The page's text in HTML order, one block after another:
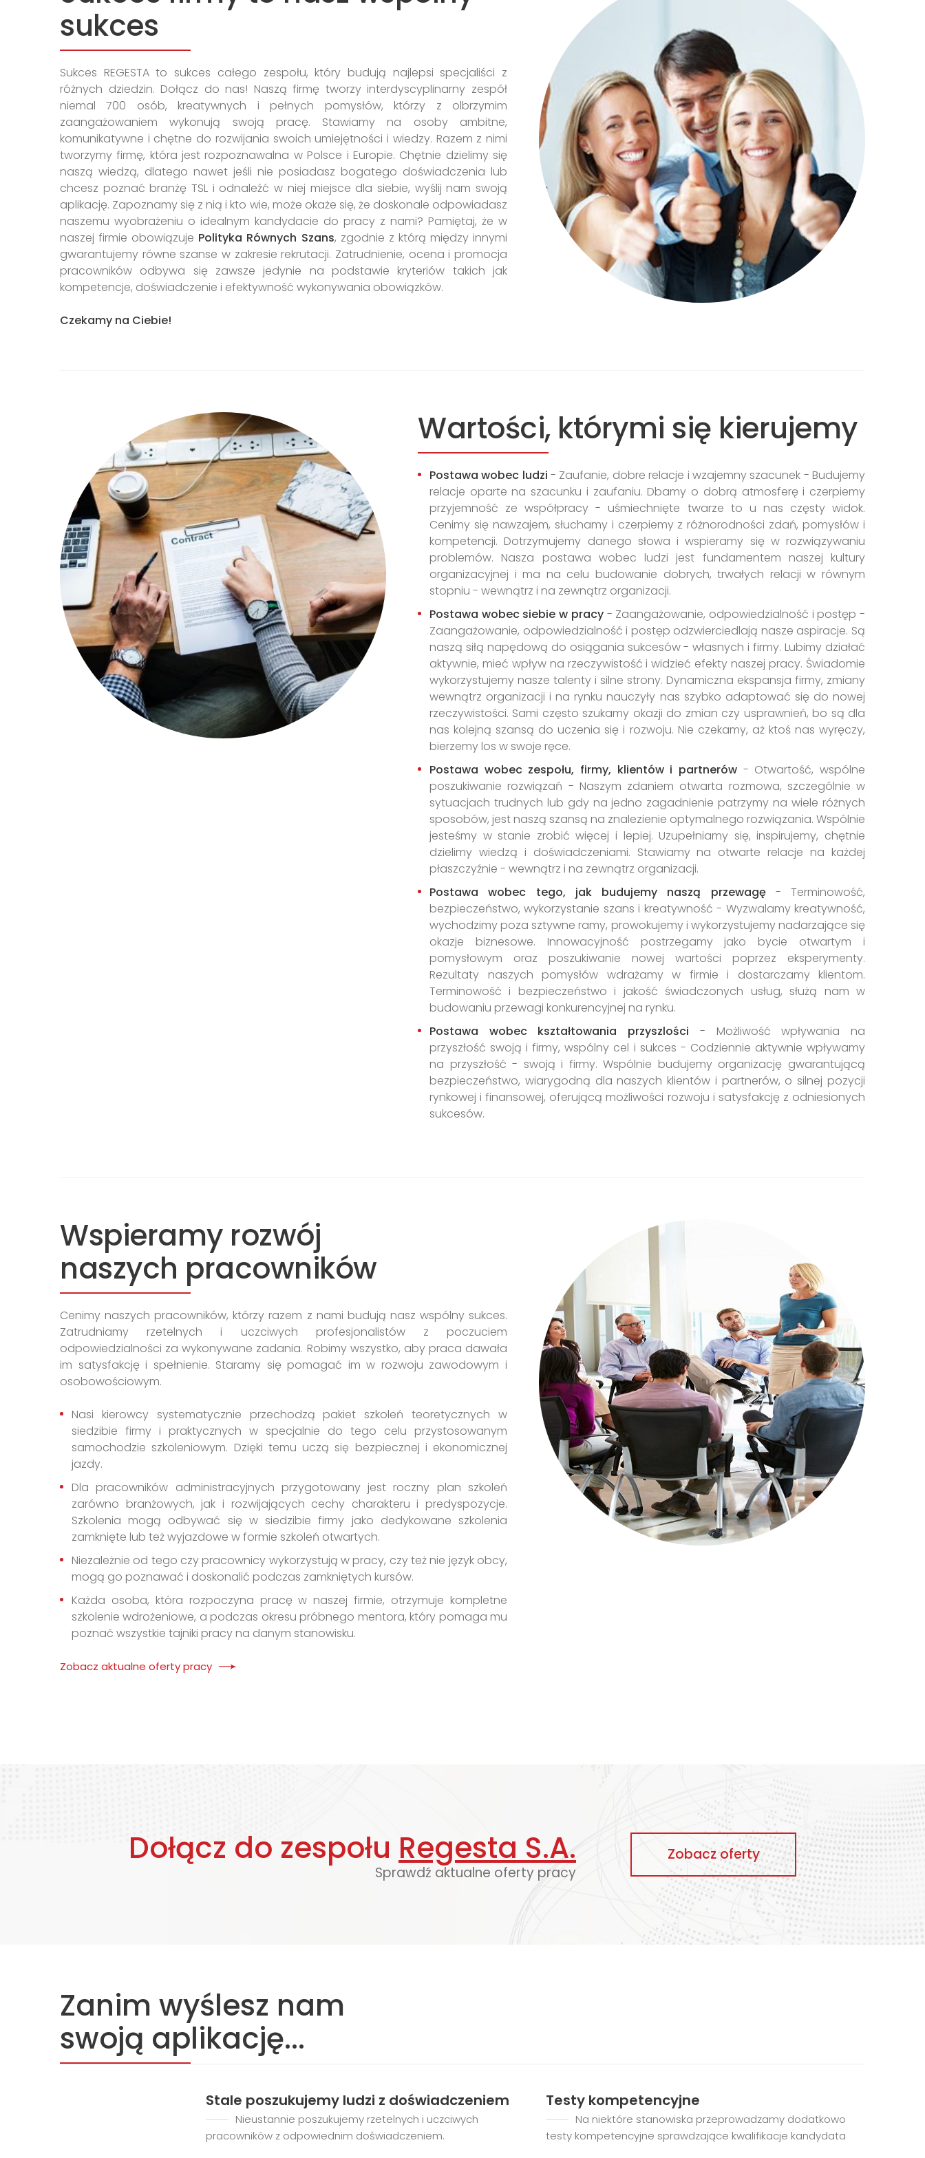
sukces
Sukces REGESTA to sukces całego zespołu, który budują najlepsi specjaliści z
różnych dziedzin. Dołącz do nas! Naszą firmę tworzy interdyscyplinarny zespół
niemal 700 osób, kreatywnych i pełnych pomysłów, którzy z olbrzymim
zaangażowaniem wykonują swoją pracę. Stawiamy na osoby ambitne,
komunikatywne i chętne do rozwijania swoich umiejętności i wiedzy. Razem z nimi
tworzymy firmę, która jest rozpoznawalna w Polsce i Europie. Chętnie dzielimy się
naszą wiedzą, dlatego nawet jeśli nie posiadasz bogatego doświadczenia lub
chcesz poznać branżę TSL i odnaleźć w niej miejsce dla siebie, wyślij nam swoją
aplikację. Zapoznamy się z nią i kto wie, może okaże się, że doskonale odpowiadasz
naszemu wyobrażeniu o idealnym kandydacie do pracy z nami? Pamiętaj, że w
naszej firmie obowiązuje Polityka Równych Szans, zgodnie z którą między innymi
gwarantujemy równe szanse w zakresie rekrutacji. Zatrudnienie, ocena i promocja
pracowników odbywa się zawsze jedynie na podstawie kryteriów takich jak
kompetencje, doświadczenie i efektywność wykonywania obowiązków.
Czekamy na Ciebie!
Wartości, którymi się kierujemy
Postawa wobec ludzi- Zaufanie, dobre relacje i wzajemny szacunek - Budujemy
relacje oparte na szacunku i zaufaniu. Dbamy o dobrą atmosferę i czerpiemy
przyjemność ze współpracy - uśmiechnięte twarze to u nas częsty widok.
Cenimy się nawzajem, słuchamy i czerpiemy z różnorodności zdań, pomysłów i
kompetencji. Dotrzymujemy danego słowa i wspieramy się w rozwiązywaniu
problemów. Nasza postawa wobec ludzi jest fundamentem naszej kultury
organizacyjnej i ma na celu budowanie dobrych, trwałych relacji w równym
stopniu - wewnątrz i na zewnątrz organizacji.
Postawa wobec siebie w pracy - Zaangażowanie, odpowiedzialność i postęp -
Zaangażowanie, odpowiedzialność i postęp odzwierciedlają nasze aspiracje. Są
naszą siłą napędową do osiągania sukcesów - własnych i firmy. Lubimy działać
aktywnie, mieć wpływ na rzeczywistość i widzieć efekty naszej pracy. Świadomie
wykorzystujemy nasze talenty i silne strony. Dynamiczna ekspansja firmy, zmiany
wewnątrz organizacji i na rynku nauczyły nas szybko adaptować się do nowej
rzeczywistości. Sami często szukamy okazji do zmian czy usprawnień, bo są dla
nas kolejną szansą do uczenia się i rozwoju. Nie czekamy, aż ktoś nas wyręczy,
bierzemy los w swoje ręce.
Postawa wobec zespołu, firmy, klientów i partnerów - Otwartość, wspólne
poszukiwanie rozwiązań - Naszym zdaniem otwarta rozmowa, szczególnie w
sytuacjach trudnych lub gdy na jedno zagadnienie patrzymy na wiele różnych
sposobów, jest naszą szansą na znalezienie optymalnego rozwiązania. Wspólnie
jesteśmy w stanie zrobić więcej i lepiej. Uzupełniamy się, inspirujemy, chętnie
dzielimy wiedzą i doświadczeniami. Stawiamy na otwarte relacje na każdej
płaszczyźnie - wewnątrz i na zewnątrz organizacji.
Postawa wobec tego, jak budujemy naszą przewagę- Terminowość,
bezpieczeństwo, wykorzystanie szans i kreatywność - Wyzwalamy kreatywność,
wychodzimy poza sztywne ramy, prowokujemy i wykorzystujemy nadarzające się
okazje biznesowe. Innowacyjność postrzegamy jako bycie otwartym i
pomysłowym oraz poszukiwanie nowej wartości poprzez eksperymenty.
Rezultaty naszych pomysłów wdrażamy w firmie i dostarczamy klientom.
Terminowość i bezpieczeństwo i jakość świadczonych usług, służą nam w
budowaniu przewagi konkurencyjnej na rynku.
Postawa wobec kształtowania przyszlości - Możliwość wpływania na
przyszłość swoją i firmy, wspólny cel i sukces - Codziennie aktywnie wpływamy
na przyszłość - swoją i firmy. Wspólnie budujemy organizację gwarantującą
bezpieczeństwo, wiarygodną dla naszych klientów i partnerów, o silnej pozycji
rynkowej i finansowej, oferującą możliwości rozwoju i satysfakcję z odniesionych
sukcesów.
Wspieramy rozwój
naszych pracowników
Cenimy naszych pracowników, którzy razem z nami budują nasz wspólny sukces.
Zatrudniamy rzetelnych i uczciwych profesjonalistów z poczuciem
odpowiedzialności za wykonywane zadania. Robimy wszystko, aby praca dawała
im satysfakcję i spełnienie. Staramy się pomagać im w rozwoju zawodowym i
osobowościowym.
Nasi kierowcy systematycznie przechodzą pakiet szkoleń teoretycznych w
siedzibie firmy i praktycznych w specjalnie do tego celu przystosowanym
samochodzie szkoleniowym. Dzięki temu uczą się bezpiecznej i ekonomicznej
jazdy.
Dla pracowników administracyjnych przygotowany jest roczny plan szkoleń
zarówno branżowych, jak i rozwijających cechy charakteru i predyspozycje.
Szkolenia mogą odbywać się w siedzibie firmy jako dedykowane szkolenia
zamknięte lub też wyjazdowe w formie szkoleń otwartych.
Niezależnie od tego czy pracownicy wykorzystują w pracy, czy też nie język obcy,
mogą go poznawać i doskonalić podczas zamkniętych kursów.
Każda osoba, która rozpoczyna pracę w naszej firmie, otrzymuje kompletne
szkolenie wdrożeniowe, a podczas okresu próbnego mentora, który pomaga mu
poznać wszystkie tajniki pracy na danym stanowisku.
Zobacz aktualne oferty pracy
Dołącz do zespołu Regesta S.A.
Sprawdź aktualne oferty pracy
Zobacz oferty
Zanim wyślesz nam
swoją aplikację...
Stale poszukujemy ludzi z doświadczeniem
Nieustannie poszukujemy rzetelnych i uczciwych
pracowników z odpowiednim doświadczeniem.
Testy kompetencyjne
Na niektóre stanowiska przeprowadzamy dodatkowo
testy kompetencyjne sprawdzające kwalifikacje kandydata